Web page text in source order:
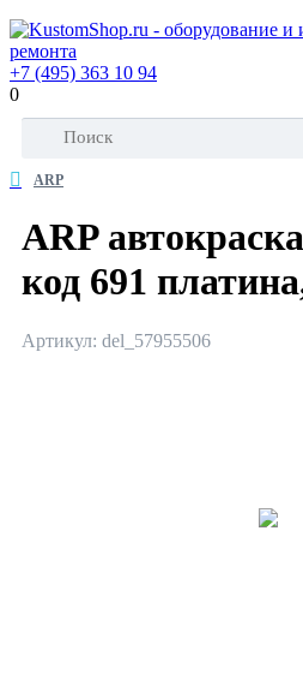
+7 (495) 363 10 94
0
ARP
ARP
код 691
Артикул: del_57955506